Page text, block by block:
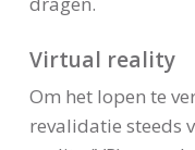
Virtual reality
Om het lopen te
revalidatie steeds